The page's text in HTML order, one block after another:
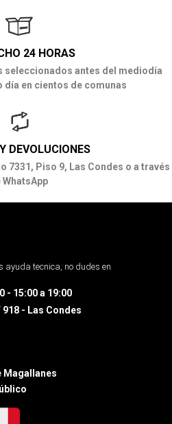
24 HORAS
seleccionados antes del mediodía
día en cientos de comunas
DEVOLUCIONES
7331, Piso 9, Las Condes o a través
WhatsApp
ayuda tecnica, no dudes en
- 15:00 a 19:00
- Las Condes
Magallanes